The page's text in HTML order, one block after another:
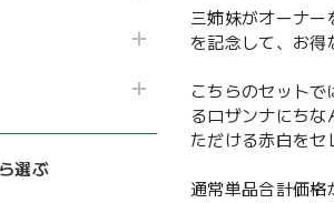
選ぶ
三姉妹がオーナー
を記念して、お得
こちらのセット
るロザンナにち
ただける赤白をセ
通常単品合計価格